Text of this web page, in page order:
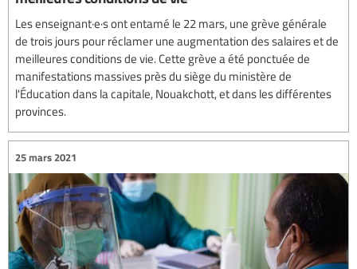
Les enseignant·e·s ont entamé le 22 mars, une grève générale
de trois jours pour réclamer une augmentation des salaires et de
meilleures conditions de vie. Cette grève a été ponctuée de
manifestations massives près du siège du ministère de
l'Éducation dans la capitale, Nouakchott, et dans les différentes
provinces.
25 mars 2021